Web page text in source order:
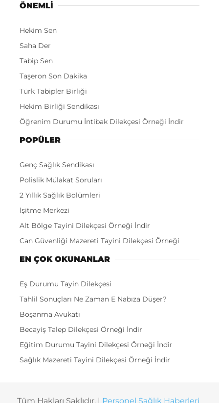
ÖNEMLI
Hekim Sen
Saha Der
Tabip Sen
Taşeron Son Dakika
Türk Tabipler Birliği
Hekim Birliği Sendikası
Öğrenim Durumu İntibak Dilekçesi Örneği İndir
POPÜLER
Genç Sağlık Sendikası
Polislik Mülakat Soruları
2 Yıllık Sağlık Bölümleri
İşitme Merkezi
Alt Bölge Tayini Dilekçesi Örneği İndir
Can Güvenliği Mazereti Tayini Dilekçesi Örneği
EN ÇOK OKUNANLAR
Eş Durumu Tayin Dilekçesi
Tahlil Sonuçları Ne Zaman E Nabıza Düşer?
Boşanma Avukatı
Becayiş Talep Dilekçesi Örneği İndir
Eğitim Durumu Tayini Dilekçesi Örneği İndir
Sağlık Mazereti Tayini Dilekçesi Örneği İndir
Tüm Hakları Saklıdır. | Personel Sağlık Haberleri